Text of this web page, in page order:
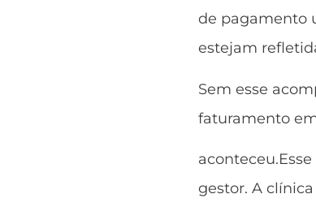
de pagamento
estejam
Sem esse
faturamento
gestor. A